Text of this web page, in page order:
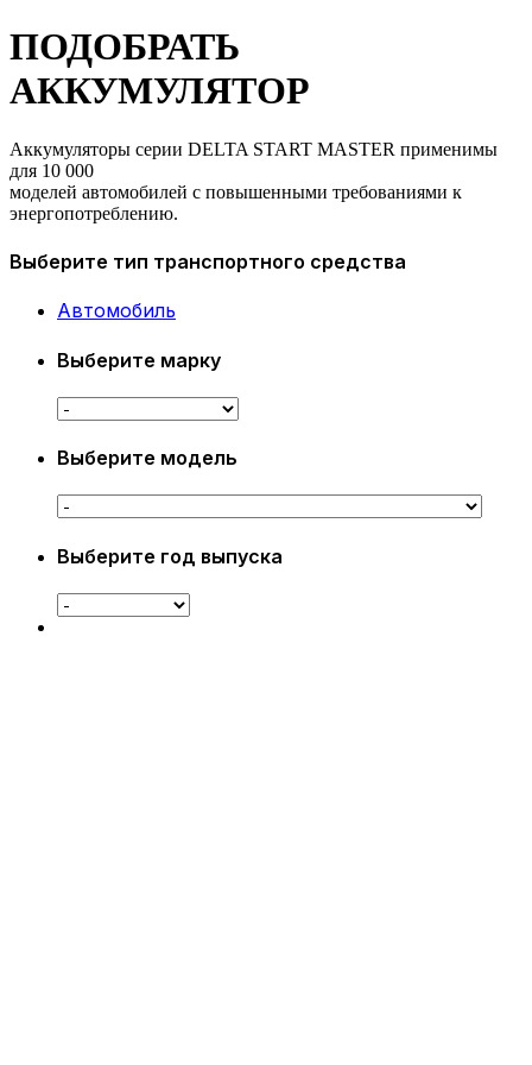
ПОДОБРАТЬ
АККУМУЛЯТОР
Аккумуляторы серии DELTA START MASTER применимы
для 10 000
моделей автомобилей с повышенными требованиями к
энергопотреблению.
Выберите тип транспортного средства
Автомобиль
Выберите марку
Выберите модель
Выберите год выпуска